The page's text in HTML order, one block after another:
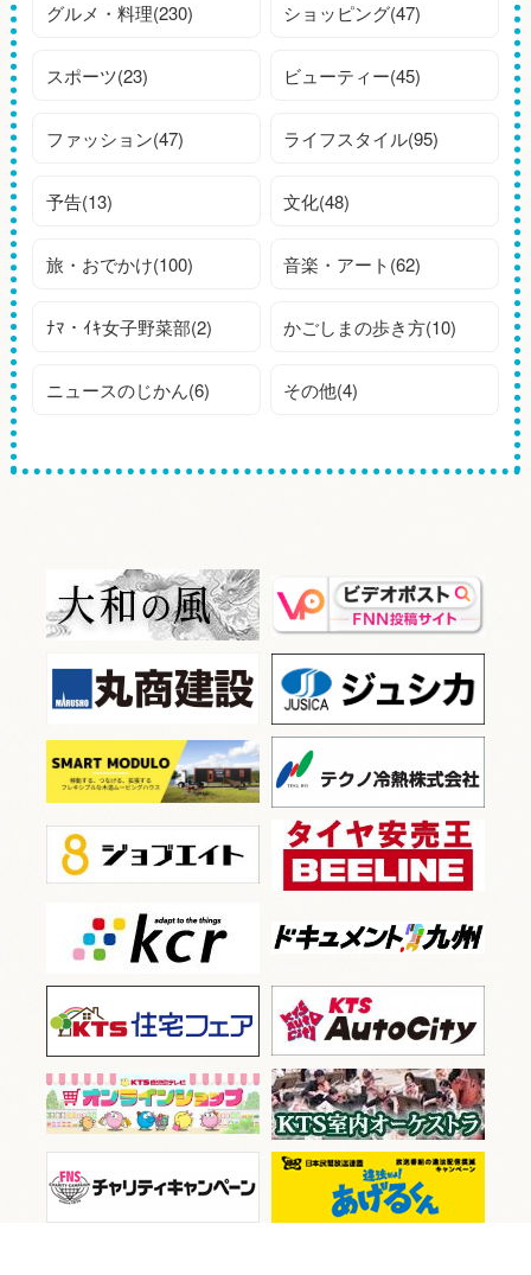
グルメ・料理(230) ショッピング(47)
スポーツ(23) ビューティー(45)
ファッション(47) ライフスタイル(95)
予告(13) 文化(48)
旅・おでかけ(100) 音楽・アート(62)
ﾅﾏ・ｲｷ女子野菜部(2) かごしまの歩き方(10)
ニュースのじかん(6) その他(4)